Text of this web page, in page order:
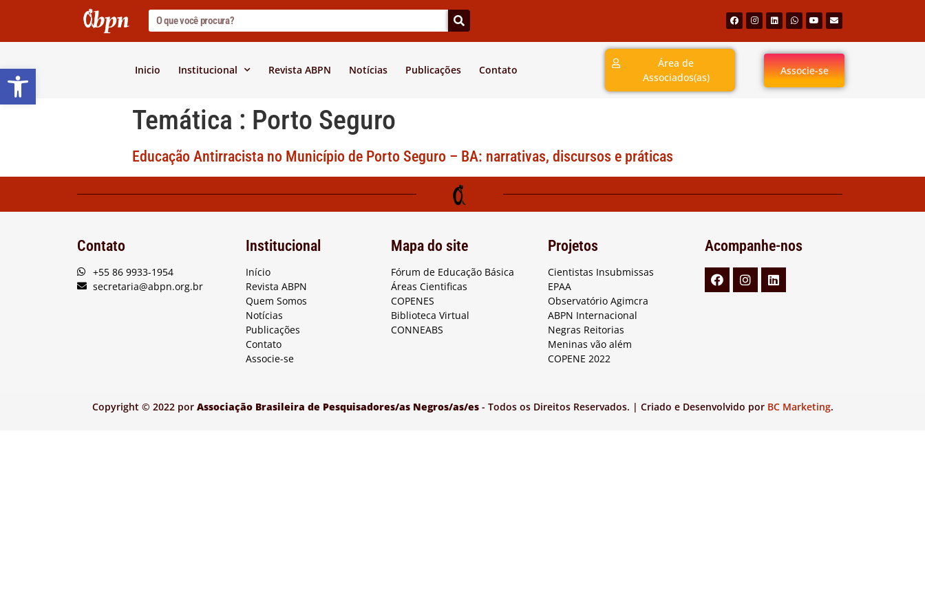
Barra de Ferramentas Aberta
Inicio Institucional Revista ABPN Notícias Publicações Contato
Área de
Associados(as)
Associe-se
Temática : Porto Seguro
Educação Antirracista no Município de Porto Seguro – BA: narrativas, discursos e práticas
Contato
+55 86 9933-1954
secretaria@abpn.org.br
Institucional
Início
Revista ABPN
Quem Somos
Notícias
Publicações
Contato
Associe-se
Mapa do site
Fórum de Educação Básica
Áreas Cientificas
COPENES
Biblioteca Virtual
CONNEABS
Projetos
Cientistas Insubmissas
EPAA
Observatório Agimcra
ABPN Internacional
Negras Reitorias
Meninas vão além
COPENE 2022
Acompanhe-nos
Copyright © 2022 por Associação Brasileira de Pesquisadores/as Negros/as/es- Todos os Direitos Reservados. | Criado e Desenvolvido por BC Marketing.